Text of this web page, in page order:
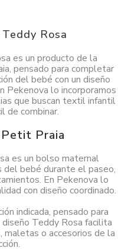
Rosa
es un producto de la
pensado para completar
del bebé con un diseño
Pekenova lo incorporamos
que buscan textil infantil
de combinar.
Praia
es un bolso maternal
del bebé durante el paseo,
En Pekenova lo
con diseño coordinado.
indicada, pensado para
Teddy Rosa facilita
maletas o accesorios de la